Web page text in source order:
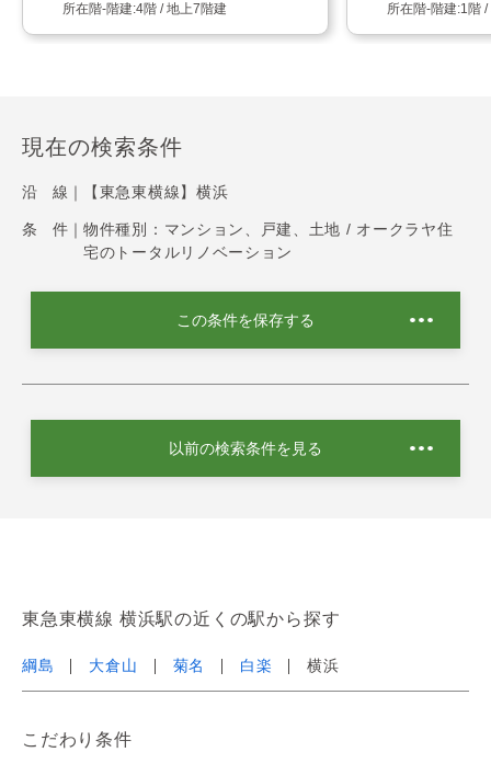
4階 / 地上7階建
1階
現在の検索条件
沿 線｜ 【東急東横線】横浜
条 件｜ 物件種別：マンション、戸建、土地 / オークラヤ住
宅のトータルリノベーション
この条件を保存する
以前の検索条件を見る
東急東横線 横浜駅の近くの駅から探す
綱島 大倉山 菊名 白楽 横浜
こだわり条件